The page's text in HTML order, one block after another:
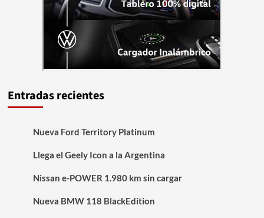
Entradas recientes
Nueva Ford Territory Platinum
Llega el Geely Icon a la Argentina
Nissan e-POWER 1.980 km sin cargar
Nueva BMW 118 BlackEdition